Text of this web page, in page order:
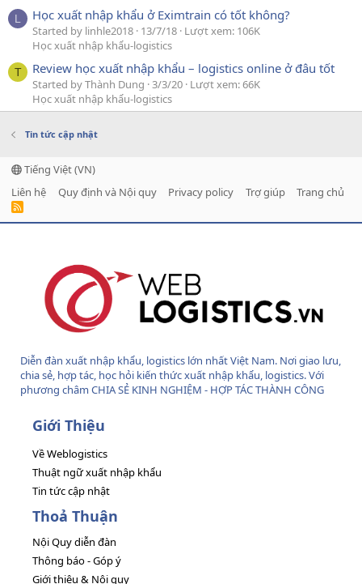
L Học xuất nhập khẩu ở Eximtrain có tốt không?
Started by linhle2018 13/7/18 Lượt xem: 106K
Học xuất nhập khẩu-logistics
T Review học xuất nhập khẩu – logistics online ở đâu tốt
Started by Thành Dung 3/3/20 Lượt xem: 66K
Học xuất nhập khẩu-logistics
Tin tức cập nhật
Tiếng Việt (VN)
Liên hệ
Quy định và Nội quy Privacy policy Trợ giúp Trang chủ
R
Diễn đàn xuất nhập khẩu, logistics lớn nhất Việt Nam. Nơi giao lưu,
chia sẻ, hợp tác, học hỏi kiến thức xuất nhập khẩu, logistics. Với
phương châm CHIA SẺ KINH NGHIỆM - HỢP TÁC THÀNH CÔNG
Giới Thiệu
Về Weblogistics
Thuật ngữ xuất nhập khẩu
Tin tức cập nhật
Thoả Thuận
Nội Quy diễn đàn
Thông báo - Góp ý
Giới thiệu & Nội quy